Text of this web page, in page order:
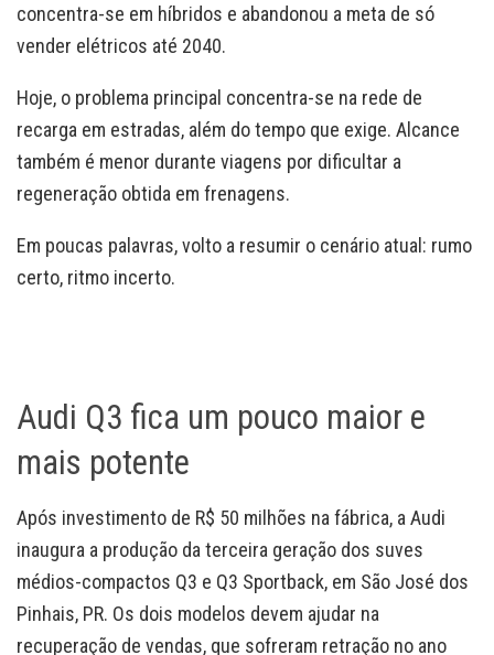
concentra-se em híbridos e abandonou a meta de só
vender elétricos até 2040.
Hoje, o problema principal concentra-se na rede de
recarga em estradas, além do tempo que exige. Alcance
também é menor durante viagens por dificultar a
regeneração obtida em frenagens.
Em poucas palavras, volto a resumir o cenário atual: rumo
certo, ritmo incerto.
Audi Q3 fica um pouco maior e
mais potente
Após investimento de R$ 50 milhões na fábrica, a Audi
inaugura a produção da terceira geração dos suves
médios-compactos Q3 e Q3 Sportback, em São José dos
Pinhais, PR. Os dois modelos devem ajudar na
recuperação de vendas, que sofreram retração no ano